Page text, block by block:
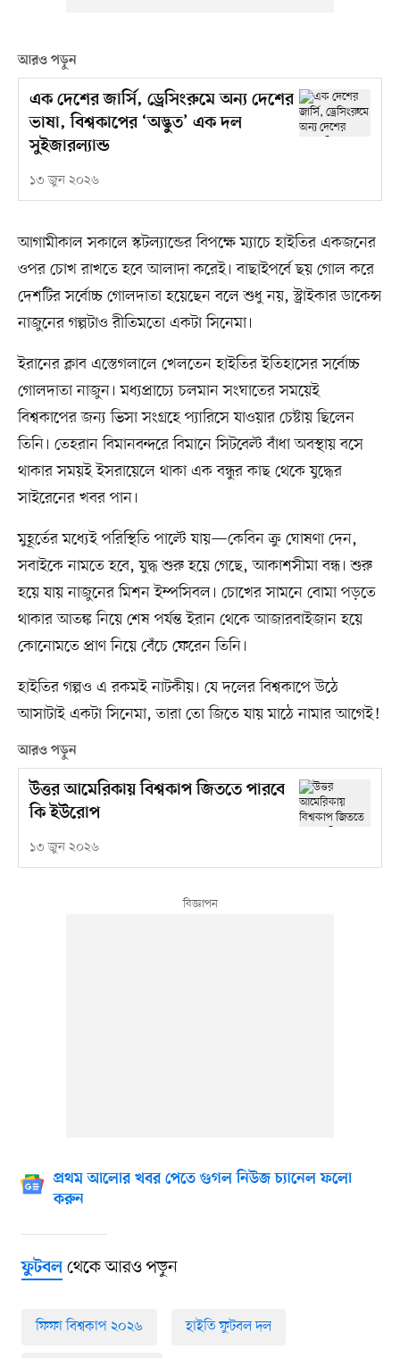
আরও পড়ুন
এক দেশের জার্সি, ড্রেসিংরুমে অন্য দেশের
ভাষা, বিশ্বকাপের ‘অদ্ভুত’ এক দল
সুইজারল্যান্ড
১৩ জুন ২০২৬
আগামীকাল সকালে স্কটল্যান্ডের বিপক্ষে ম্যাচে হাইতির একজনের
ওপর চোখ রাখতে হবে আলাদা করেই। বাছাইপর্বে ছয় গোল করে
দেশটির সর্বোচ্চ গোলদাতা হয়েছেন বলে শুধু নয়, স্ট্রাইকার ডাকেন্স
নাজুনের গল্পটাও রীতিমতো একটা সিনেমা।
ইরানের ক্লাব এস্তেগলালে খেলতেন হাইতির ইতিহাসের সর্বোচ্চ
গোলদাতা নাজুন। মধ্যপ্রাচ্যে চলমান সংঘাতের সময়েই
বিশ্বকাপের জন্য ভিসা সংগ্রহে প্যারিসে যাওয়ার চেষ্টায় ছিলেন
তিনি। তেহরান বিমানবন্দরে বিমানে সিটবেল্ট বাঁধা অবস্থায় বসে
থাকার সময়ই ইসরায়েলে থাকা এক বন্ধুর কাছ থেকে যুদ্ধের
সাইরেনের খবর পান।
মুহূর্তের মধ্যেই পরিস্থিতি পাল্টে যায়—কেবিন ক্রু ঘোষণা দেন,
সবাইকে নামতে হবে, যুদ্ধ শুরু হয়ে গেছে, আকাশসীমা বন্ধ। শুরু
হয়ে যায় নাজুনের মিশন ইম্পসিবল। চোখের সামনে বোমা পড়তে
থাকার আতঙ্ক নিয়ে শেষ পর্যন্ত ইরান থেকে আজারবাইজান হয়ে
কোনোমতে প্রাণ নিয়ে বেঁচে ফেরেন তিনি।
হাইতির গল্পও এ রকমই নাটকীয়। যে দলের বিশ্বকাপে উঠে
আসাটাই একটা সিনেমা, তারা তো জিতে যায় মাঠে নামার আগেই!
আরও পড়ুন
উত্তর আমেরিকায় বিশ্বকাপ জিততে পারবে
কি ইউরোপ
১৩ জুন ২০২৬
প্রথম আলোর খবর পেতে গুগল নিউজ চ্যানেল ফলো
করুন
ফুটবলথেকে আরও পড়ুন
ফিফা বিশ্বকাপ ২০২৬ হাইতি ফুটবল দল